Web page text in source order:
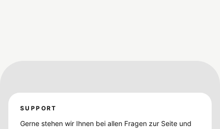
SUPPORT
Gerne stehen wir Ihnen bei allen Fragen zur Seite und